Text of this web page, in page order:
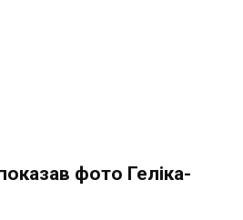
фото Геліка-